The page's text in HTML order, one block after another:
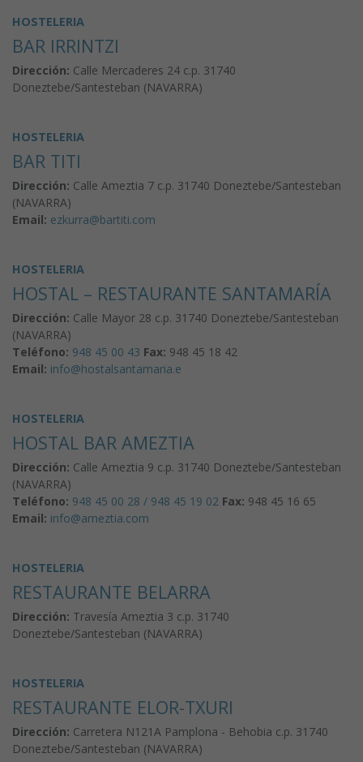
HOSTELERIA
BAR IRRINTZI
Dirección: Calle Mercaderes 24 c.p. 31740
Doneztebe/Santesteban (NAVARRA)
HOSTELERIA
BAR TITI
Dirección: Calle Ameztia 7 c.p. 31740 Doneztebe/Santesteban
(NAVARRA)
Email: ezkurra@bartiti.com
HOSTELERIA
HOSTAL – RESTAURANTE SANTAMARÍA
Dirección: Calle Mayor 28 c.p. 31740 Doneztebe/Santesteban
(NAVARRA)
Teléfono: 948 45 00 43 Fax: 948 45 18 42
Email: info@hostalsantamaria.e
HOSTELERIA
HOSTAL BAR AMEZTIA
Dirección: Calle Ameztia 9 c.p. 31740 Doneztebe/Santesteban
(NAVARRA)
Teléfono: 948 45 00 28 / 948 45 19 02 Fax: 948 45 16 65
Email: info@ameztia.com
HOSTELERIA
RESTAURANTE BELARRA
Dirección: Travesía Ameztia 3 c.p. 31740
Doneztebe/Santesteban (NAVARRA)
HOSTELERIA
RESTAURANTE ELOR-TXURI
Dirección: Carretera N121A Pamplona - Behobia c.p. 31740
Doneztebe/Santesteban (NAVARRA)